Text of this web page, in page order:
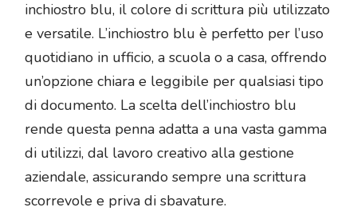
inchiostro blu, il colore di scrittura più utilizzato
e versatile. L’inchiostro blu è perfetto per l’uso
quotidiano in ufficio, a scuola o a casa, offrendo
un’opzione chiara e leggibile per qualsiasi tipo
di documento. La scelta dell’inchiostro blu
rende questa penna adatta a una vasta gamma
di utilizzi, dal lavoro creativo alla gestione
aziendale, assicurando sempre una scrittura
scorrevole e priva di sbavature.